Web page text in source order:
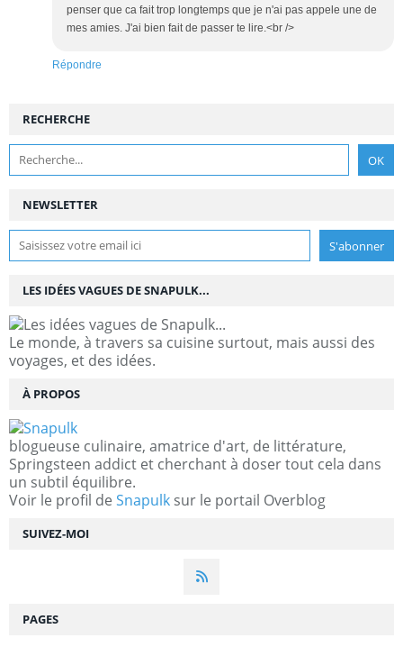
penser que ca fait trop longtemps que je n'ai pas appele une de
mes amies. J'ai bien fait de passer te lire.<br />
Répondre
NEWSLETTER
SUIVEZ-MOI
RECHERCHE
LES IDÉES VAGUES DE SNAPULK...
Le monde, à travers sa cuisine surtout, mais aussi des
voyages, et des idées.
À PROPOS
blogueuse culinaire, amatrice d'art, de littérature,
Springsteen addict et cherchant à doser tout cela dans
un subtil équilibre.
Voir le profil de Snapulk sur le portail Overblog
PAGES